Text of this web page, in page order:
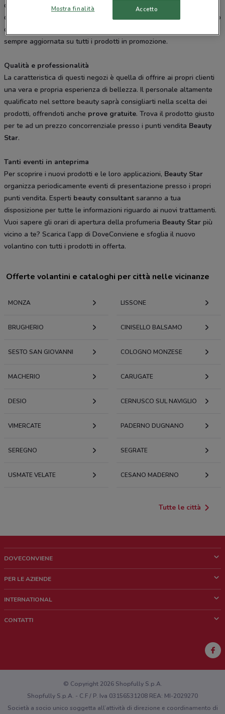
delle migliori marche cosmetiche per la cura del viso e il benessere
del corpo. Scopri le offerte di
Beauty Star Profumeriesul volantino
online e iscriviti alla newsletter di DoveConviene.it per rimanere
sempre aggiornata su tutti i prodotti in promozione.
Qualità e professionalità
La caratteristica di questi negozi è quella di offrire ai propri clienti
una vera e propria esperienza di bellezza. Il personale altamente
qualificato nel settore beauty saprà consigliarti nella scelta dei
prodotti, offrendoti anche prove gratuite. Trova il prodotto giusto
per te ad un prezzo concorrenziale presso i punti vendita Beauty
Star.
Tanti eventi in anteprima
Per scoprire i nuovi prodotti e le loro applicazioni, Beauty Star
organizza periodicamente eventi di presentazione presso i propri
punti vendita. Esperti beauty consultant saranno a tua
disposizione per tutte le informazioni riguardo ai nuovi trattamenti.
Vuoi sapere gli orari di apertura della profumeria Beauty Star più
vicino a te? Scarica l’app di DoveConviene e sfoglia il nuovo
volantino con tutti i prodotti in offerta.
Offerte volantini e cataloghi per città nelle vicinanze
MONZA LISSONE
BRUGHERIO CINISELLO BALSAMO
SESTO SAN GIOVANNI COLOGNO MONZESE
MACHERIO CARUGATE
DESIO CERNUSCO SUL NAVIGLIO
VIMERCATE PADERNO DUGNANO
SEREGNO SEGRATE
USMATE VELATE CESANO MADERNO
Tutte le città
DOVECONVIENE
Chi siamo
Lavora con noi
PER LE AZIENDE
Richieste commerciali e marketing
INTERNATIONAL
CONTATTI
Hai un malfunzionamento sul web o sull'app?
© Copyright 2026 Shopfully S.p.A.
Shopfully S.p.A. - C.F / P. Iva 03156531208 REA: MI-2029270
Società a socio unico soggetta all’attività di direzione e coordinamento di
Mostra finalità Accetto